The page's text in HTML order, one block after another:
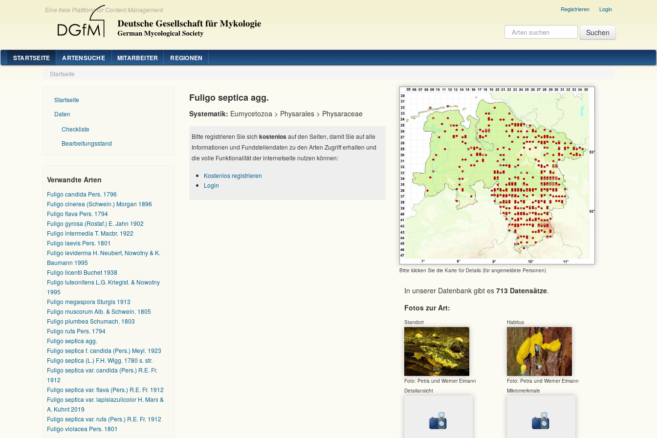
Eine freie Plattform für Content Management Registrieren Login
STARTSEITE ARTENSUCHE MITARBEITER REGIONEN
Startseite
Startseite
Daten
Checkliste
Bearbeitungsstand
Verwandte Arten
Fuligo candida Pers. 1796
Fuligo cinerea (Schwein.) Morgan 1896
Fuligo flava Pers. 1794
Fuligo gyrosa (Rostaf.) E. Jahn 1902
Fuligo intermedia T. Macbr. 1922
Fuligo laevis Pers. 1801
Fuligo leviderma H. Neubert, Nowotny & K.
Baumann 1995
Fuligo licentii Buchet 1938
Fuligo luteonitens L.G. Krieglst. & Nowotny
1995
Fuligo megaspora Sturgis 1913
Fuligo muscorum Alb. & Schwein. 1805
Fuligo plumbea Schumach. 1803
Fuligo rufa Pers. 1794
Fuligo septica agg.
Fuligo septica f. candida (Pers.) Meyl. 1923
Fuligo septica (L.) F.H. Wigg. 1780 s. str.
Fuligo septica var. candida (Pers.) R.E. Fr.
1912
Fuligo septica var. flava (Pers.) R.E. Fr. 1912
Fuligo septica var. lapislazulicolor H. Marx &
A. Kuhnt 2019
Fuligo septica var. rufa (Pers.) R.E. Fr. 1912
Fuligo violacea Pers. 1801
Bitte klicken Sie die Karte für Details (für angemeldete Personen)
In unserer Datenbank gibt es 713 Datensätze.
Fotos zur Art:
Standort
Foto: Petra und Werner Eimann
Habitus
Foto: Petra und Werner Eimann
Detailansicht
Mikromerkmale
Fuligo septica agg.
Systematik: Eumycetozoa > Physarales > Physaraceae
Bitte registrieren Sie sich kostenlos auf den Seiten, damit Sie auf alle
Informationen und Fundstellendaten zu den Arten Zugriff erhalten und
die volle Funktionalität der internetseite nutzen können:
Kostenlos registrieren
Login